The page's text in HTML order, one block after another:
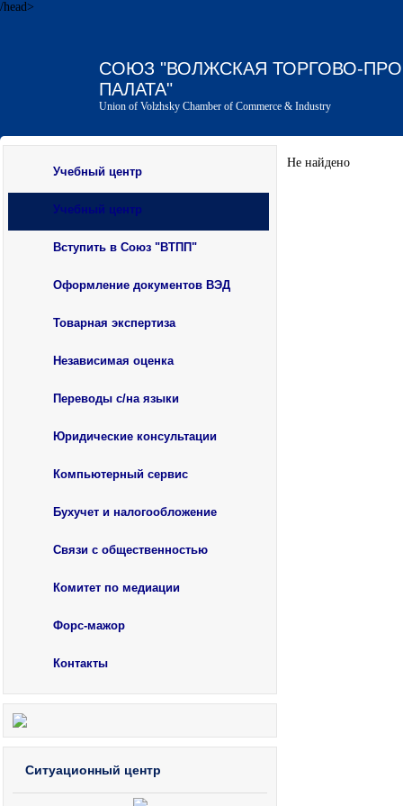
/head>
СОЮЗ "ВОЛЖСКАЯ ТОРГОВО-
ПАЛАТА"
Union of Volzhsky Chamber of Commerce & Industry
Учебный центр
Учебный центр
Вступить в Союз "ВТПП"
Оформление документов ВЭД
Товарная экспертиза
Независимая оценка
Переводы с/на языки
Юридические консультации
Компьютерный сервис
Бухучет и налогообложение
Связи с общественностью
Комитет по медиации
Форс-мажор
Контакты
Ситуационный центр
Не найдено